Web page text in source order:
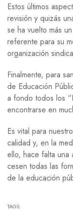
Estos últimos
revisión y quizás
se ha vuelto más
referente para su
organización
Finalmente, para
de Educación
a fondo todos los
encontrarse en
Es vital para
calidad y, en la
ello, hace falta una
cesen todas las
de la educación
TAGS: